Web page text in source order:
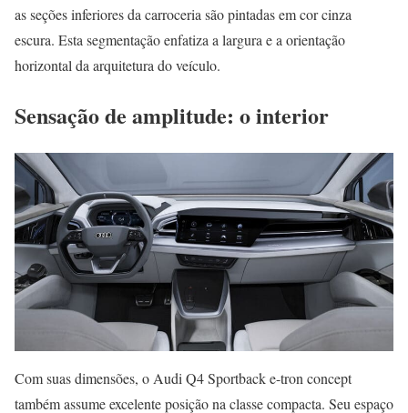
as seções inferiores da carroceria são pintadas em cor cinza
escura. Esta segmentação enfatiza a largura e a orientação
horizontal da arquitetura do veículo.
Sensação de amplitude: o interior
Com suas dimensões, o Audi Q4 Sportback e-tron concept
também assume excelente posição na classe compacta. Seu espaço